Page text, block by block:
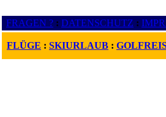
FRAGEN ? : DATENSCHUTZ :
FLÜGE : SKIURLAUB :